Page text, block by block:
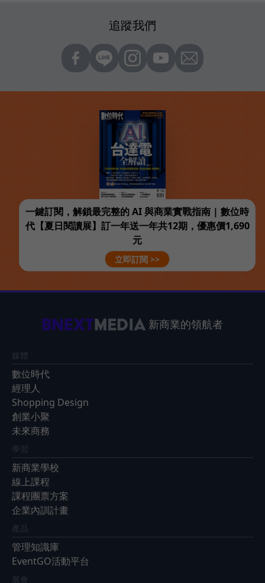
追蹤我們
一鍵訂閱，解鎖最完整的 AI 與商業實戰指南 | 數位時
代【夏日閱讀展】訂一年送一年共12期，優惠價1,690
元
立即訂閱 >>
新商業的領航者
媒體
數位時代
經理人
Shopping Design
創業小聚
未來商務
學習
新商業學校
線上課程
課程團票方案
企業內訓計畫
產品
管理知識庫
EventGO活動平台
展會